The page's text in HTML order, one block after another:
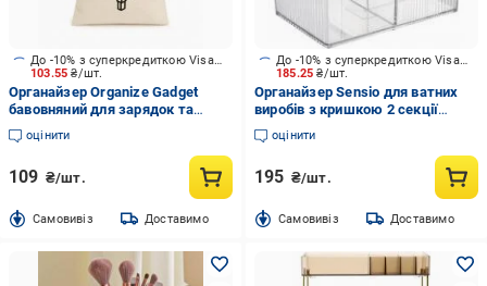
103.55₴/шт.
До -10% з суперкредиткою Visa Вигода
Органайзер Organize Gadget
бавовняний для зарядок та
гаджетів 20*30 см (світлий)
бежевий
оцінити
109 ₴/шт.
Cамовивіз Доставимо
185.25₴/шт.
До -10% з суперкредиткою Visa Вигода
Органайзер Sensio для ватних
виробів з кришкою 2 секції
13,6х8,9х10,7 см прозорий
оцінити
195 ₴/шт.
Cамовивіз Доставимо